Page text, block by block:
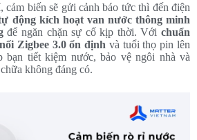
biến sẽ gửi cảnh báo tức thì đến điện
động kích hoạt van nước thông minh
để ngăn chặn sự cố kịp thời. Với chuẩn
Zigbee 3.0 ổn định và tuổi thọ pin lên
bạn tiết kiệm nước, bảo vệ ngôi nhà và
không đáng có.